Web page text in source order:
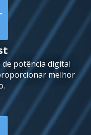
potência digital
melhor